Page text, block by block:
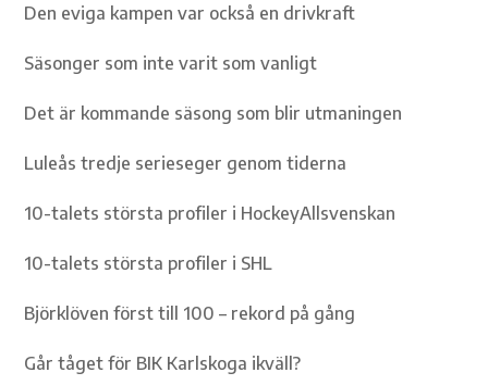
Den eviga kampen var också en drivkraft
Säsonger som inte varit som vanligt
Det är kommande säsong som blir utmaningen
Luleås tredje serieseger genom tiderna
10-talets största profiler i HockeyAllsvenskan
10-talets största profiler i SHL
Björklöven först till 100 – rekord på gång
Går tåget för BIK Karlskoga ikväll?